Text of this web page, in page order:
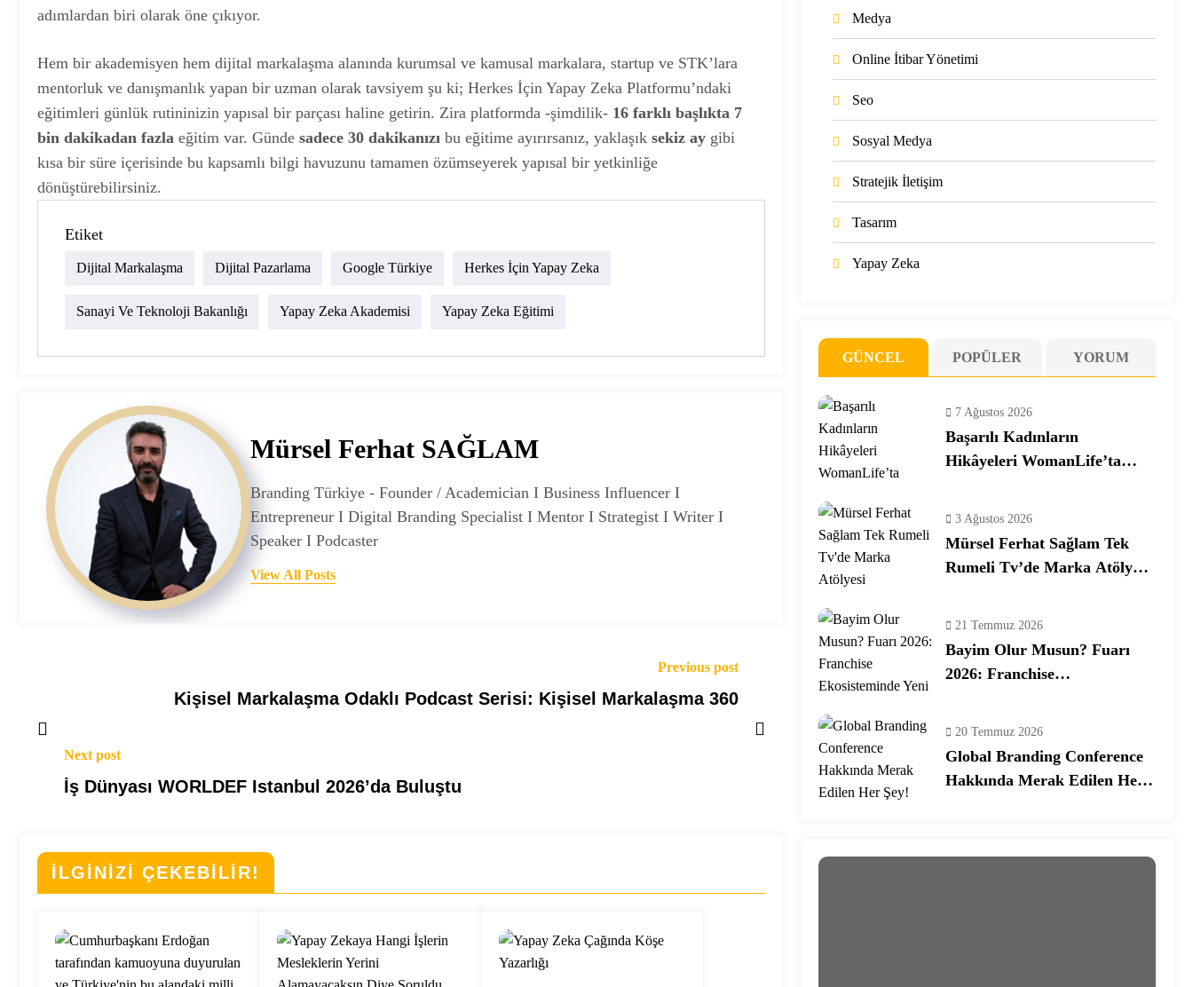
adımlardan biri olarak öne çıkıyor.
Hem bir akademisyen hem dijital markalaşma alanında kurumsal ve kamusal markalara, startup ve STK’lara
mentorluk ve danışmanlık yapan bir uzman olarak tavsiyem şu ki; Herkes İçin Yapay Zeka Platformu’ndaki
eğitimleri günlük rutininizin yapısal bir parçası haline getirin. Zira platformda -şimdilik- 16 farklı başlıkta 7
bin dakikadan fazla eğitim var. Günde sadece 30 dakikanızı bu eğitime ayırırsanız, yaklaşık sekiz ay gibi
kısa bir süre içerisinde bu kapsamlı bilgi havuzunu tamamen özümseyerek yapısal bir yetkinliğe
dönüştürebilirsiniz.
Etiket
Dijital Markalaşma Dijital Pazarlama Google Türkiye Herkes İçin Yapay Zeka
Sanayi Ve Teknoloji Bakanlığı Yapay Zeka Akademisi Yapay Zeka Eğitimi
Mürsel Ferhat SAĞLAM
Branding Türkiye - Founder / Academician I Business Influencer I
Entrepreneur I Digital Branding Specialist I Mentor I Strategist I Writer I
Speaker I Podcaster
View All Posts
Previous post
Kişisel Markalaşma Odaklı Podcast Serisi: Kişisel Markalaşma 360
Next post
İş Dünyası WORLDEF Istanbul 2026’da Buluştu
İLGİNİZİ ÇEKEBİLİR!
Medya
Online İtibar Yönetimi
Seo
Sosyal Medya
Stratejik İletişim
Tasarım
Yapay Zeka
GÜNCEL POPÜLER YORUM
7 Ağustos 2026
Başarılı Kadınların
Hikâyeleri WomanLife’ta
3 Ağustos 2026
Mürsel Ferhat Sağlam Tek
Rumeli Tv’de Marka Atölyesi
21 Temmuz 2026
Bayim Olur Musun? Fuarı
2026: Franchise
20 Temmuz 2026
Global Branding Conference
Hakkında Merak Edilen Her